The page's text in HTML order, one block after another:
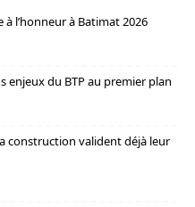
à l’honneur à Batimat 2026
enjeux du BTP au premier plan
construction valident déjà leur